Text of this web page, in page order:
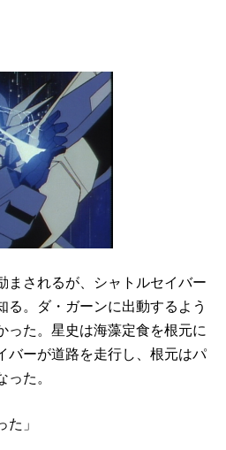
まされるが、シャトルセイバー
。ダ・ガーンに出動するよう
った。星史は海藻定食を根元に
バーが道路を走行し、根元はパ
た。
」